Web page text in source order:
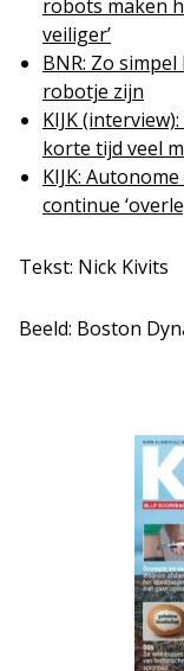
robots maken
veiliger’
BNR: Zo
robotje zijn
KIJK
korte tijd veel
KIJK:
continue
Tekst: Nick Kivits
Beeld: Boston